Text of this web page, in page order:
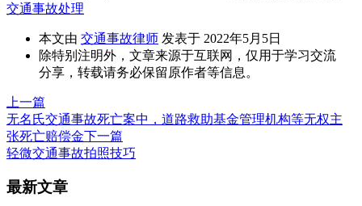
交通事故处理
本文由 交通事故律师 发表于 2022年5月5日
除特别注明外，文章来源于互联网，仅用于学习交流
分享，转载请务必保留原作者等信息。
上一篇
无名氏交通事故死亡案中，道路救助基金管理机构等无权主
张死亡赔偿金下一篇
轻微交通事故拍照技巧
最新文章